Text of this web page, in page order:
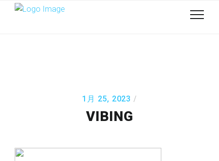
1月 25, 2023
VIBING